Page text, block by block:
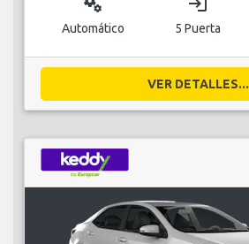
Automático 5 Puerta
VER DETALLES...